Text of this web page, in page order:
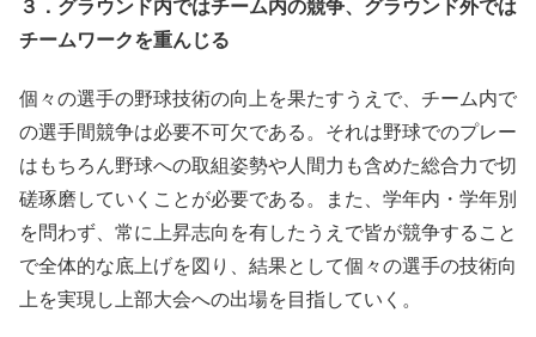
チームワークを重んじる
個々の選手の野球技術の向上を果たすうえで、チーム内で
の選手間競争は必要不可欠である。それは野球でのプレー
はもちろん野球への取組姿勢や人間力も含めた総合力で切
磋琢磨していく ことが必要である。また、学年内・学年別
を問わず、 常に上昇志向を有したうえで皆が競争すること
で全体的な底上げを図り、結果として個々の選手の技術向
上を実現し上部大会への出場を目指していく。